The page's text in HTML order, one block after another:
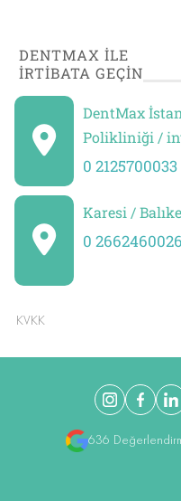
DENTMAX İLE
İRTİBATA GEÇİN
DentMax
Polikliniği /
0 2125700033
Karesi /
0 2662460026
KVKK
636